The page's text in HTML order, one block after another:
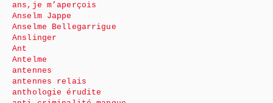
ans,je m’aperçois
Anselm Jappe
Anselme Bellegarrigue
Anslinger
Ant
Antelme
antennes
antennes relais
anthologie érudite